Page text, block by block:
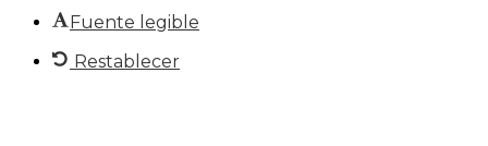
Fuente legible
Restablecer